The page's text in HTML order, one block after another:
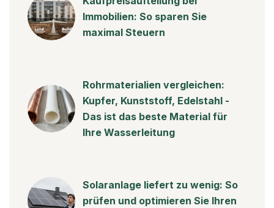
Immobilien: So sparen Sie
maximal Steuern
Rohrmaterialien vergleichen:
Kupfer, Kunststoff, Edelstahl -
Das ist das beste Material für
Ihre Wasserleitung
Solaranlage liefert zu wenig: So
prüfen und optimieren Sie Ihren